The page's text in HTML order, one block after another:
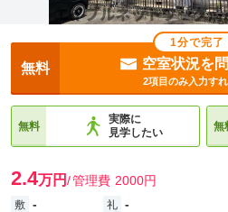
1分で完了
無料 空室状況を
2項目のみ入力す
無料
実際に
見学したい
無
2.4万円 管理費 2000円
敷 - 礼 -